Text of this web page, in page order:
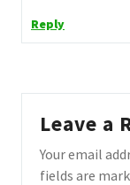
Reply
Leave a
Your email
fields are